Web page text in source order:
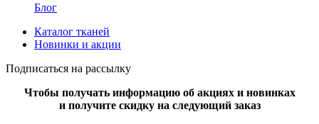
Блог
Каталог тканей
Новинки и акции
Подписаться на рассылку
Чтобы получать информацию об акциях и новинках
и получите скидку на следующий заказ